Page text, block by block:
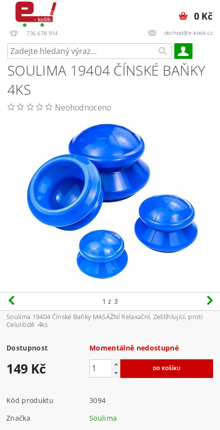
736 678 914 obchod@e-kosik.cz
0 Kč
SOULIMA 19404 ČÍNSKÉ BAŇKY
4KS
Neohodnoceno
1 z 3
Soulima 19404 Čínské Baňky MASÁŽNÍ Relaxační, Zeštíhlující, proti
Celulitidě 4ks
Dostupnost Momentálně nedostupné
149 Kč
Kód produktu
3094
Značka
Soulima